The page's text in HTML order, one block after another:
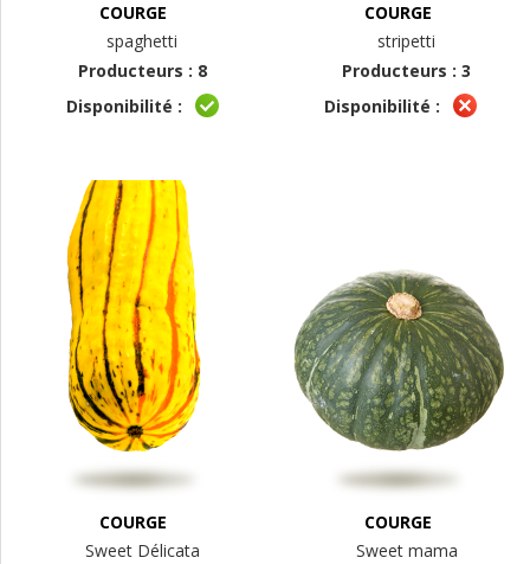
COURGE
spaghetti
Producteurs : 8
Disponibilité :
COURGE
stripetti
Producteurs : 3
Disponibilité :
COURGE
Sweet Délicata
COURGE
Sweet mama